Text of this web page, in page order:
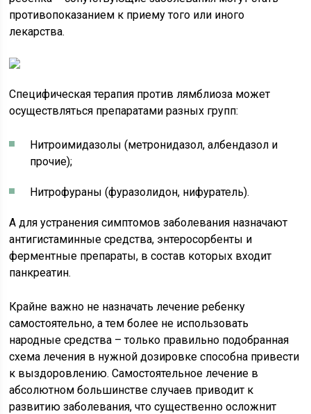
противопоказанием к приему того или иного
лекарства.
Специфическая терапия против лямблиоза может
осуществляться препаратами разных групп:
Нитроимидазолы (метронидазол, албендазол и
прочие);
Нитрофураны (фуразолидон, нифуратель).
А для устранения симптомов заболевания назначают
антигистаминные средства, энтеросорбенты и
ферментные препараты, в состав которых входит
панкреатин.
Крайне важно не назначать лечение ребенку
самостоятельно, а тем более не использовать
народные средства – только правильно подобранная
схема лечения в нужной дозировке способна привести
к выздоровлению. Самостоятельное лечение в
абсолютном большинстве случаев приводит к
развитию заболевания, что существенно осложнит